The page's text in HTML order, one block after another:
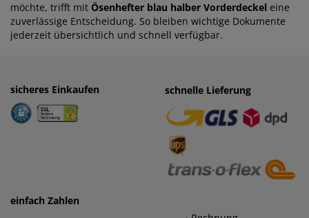
möchte, trifft mit Ösenhefter blau halber Vorderdeckel eine
zuverlässige Entscheidung. So bleiben wichtige Dokumente
jederzeit übersichtlich und schnell verfügbar.
sicheres Einkaufen einfaches Zahlen
· Rechnung
· Vorkasse
schnelle Lieferung
einfach Zahlen